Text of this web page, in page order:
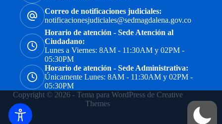
Correo de notificaciones judiciales:
notificacionesjudiciales@sedmagdalena.gov.co
Horario de atención - Sede Atención al
Ciudadano:
Lunes a Viernes: 8AM - 11:30AM y 02PM -
05:30PM
Horario de atención - Sede Administrativa:
Únicamente Lunes: 8AM - 11:30AM y 02PM -
05:30PM
Copyright © 2026 - Tema para WordPress de Creative
Themes